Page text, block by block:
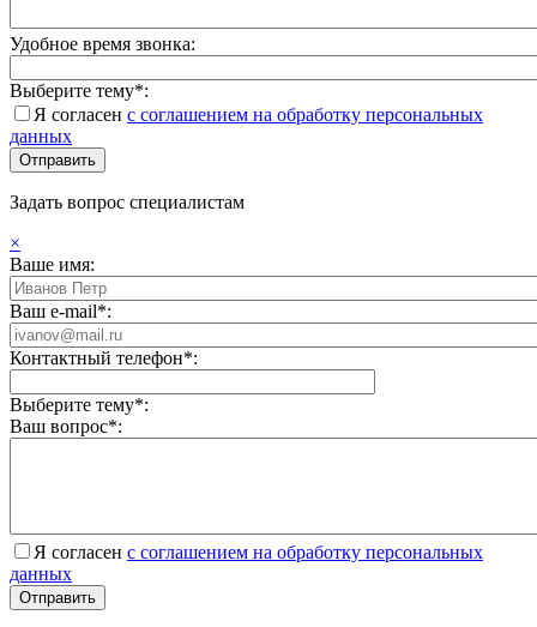
Удобное время звонка:
Выберите тему*:
Я согласен с соглашением на обработку персональных
данных
Задать вопрос специалистам
×
Ваше имя:
Ваш e-mail*:
Контактный телефон*:
Выберите тему*:
Ваш вопрос*:
Я согласен с соглашением на обработку персональных
данных